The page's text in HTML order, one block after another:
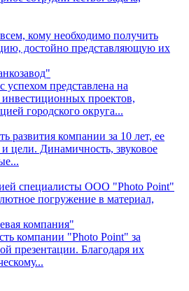
кому необходимо получить
достойно представляющую их
успехом представлена на
проектов,
городского округа...
развития компании за 10 лет, ее
цели. Динамичность, звуковое
специалисты ООО "Photo Point"
погружение в материал,
компания"
компании "Photo Point" за
презентации. Благодаря их